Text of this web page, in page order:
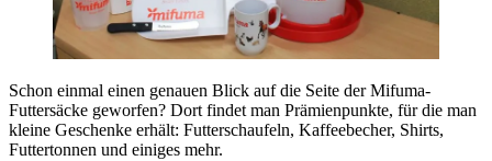
Schon einmal einen genauen Blick auf die Seite der Mifuma-
Futtersäcke geworfen? Dort findet man Prämienpunkte, für die man
kleine Geschenke erhält: Futterschaufeln, Kaffeebecher, Shirts,
Futtertonnen und einiges mehr.